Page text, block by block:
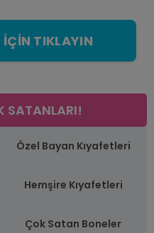
İÇİN TIKLAYIN
SATANLARI!
Özel Bayan Kıyafetleri
Hemşire Kıyafetleri
Çok Satan Boneler